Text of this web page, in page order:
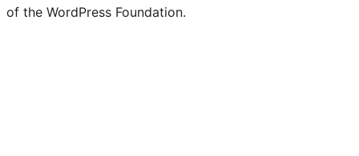
of the WordPress Foundation.